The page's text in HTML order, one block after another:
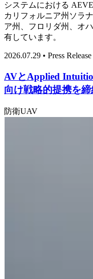
システムにおける
カリフォルニア州ソラ
ア州、フロリダ州、オ
有しています。
2026.07.29 • Press Release
AVとApplied
向け戦略的提携を締
防衛UAV